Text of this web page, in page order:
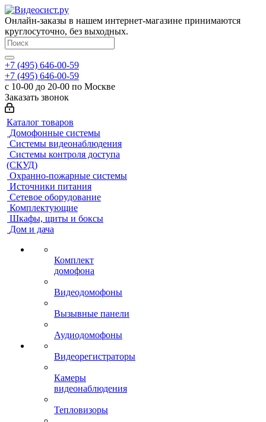
Онлайн-заказы в нашем интернет-магазине принимаются
круглосуточно, без выходных.
+7 (495) 646-00-59
+7 (495) 646-00-59
с 10-00 до 20-00 по Москве
Заказать звонок
Каталог товаров
Домофонные системы
Системы видеонаблюдения
Системы контроля доступа
(СКУД)
Охранно-пожарные системы
Источники питания
Сетевое оборудование
Комплектующие
Шкафы, щиты и боксы
Дом и дача
Комплект
домофона
Видеодомофоны
Вызывные панели
Аудиодомофоны
Видеорегистраторы
Камеры
видеонаблюдения
Тепловизоры